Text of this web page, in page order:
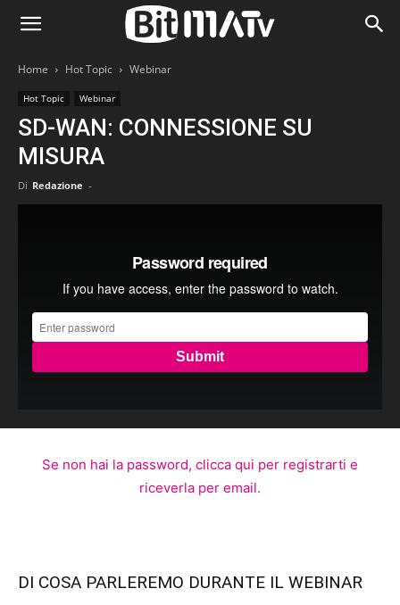
Home Hot Topic Webinar
Hot Topic Webinar
SD-WAN: CONNESSIONE SU
MISURA
Di Redazione -
Se non hai la password, clicca qui per registrarti e
riceverla per email.
DI COSA PARLEREMO DURANTE IL WEBINAR